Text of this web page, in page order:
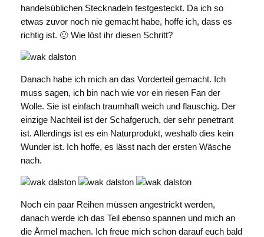
handelsüblichen Stecknadeln festgesteckt. Da ich so
etwas zuvor noch nie gemacht habe, hoffe ich, dass es
richtig ist. 🙂 Wie löst ihr diesen Schritt?
Danach habe ich mich an das Vorderteil gemacht. Ich
muss sagen, ich bin nach wie vor ein riesen Fan der
Wolle. Sie ist einfach traumhaft weich und flauschig. Der
einzige Nachteil ist der Schafgeruch, der sehr penetrant
ist. Allerdings ist es ein Naturprodukt, weshalb dies kein
Wunder ist. Ich hoffe, es lässt nach der ersten Wäsche
nach.
Noch ein paar Reihen müssen angestrickt werden,
danach werde ich das Teil ebenso spannen und mich an
die Ärmel machen. Ich freue mich schon darauf euch bald